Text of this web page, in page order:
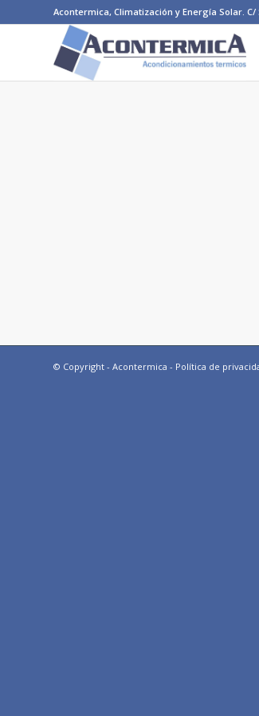
Acontermica, Climatización y Energía Solar. C/
© Copyright - Acontermica - Política de